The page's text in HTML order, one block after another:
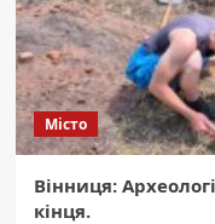
Місто
Вінниця:
кінця.